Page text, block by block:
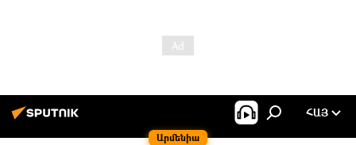
Արմենիա
ՀԱՅ